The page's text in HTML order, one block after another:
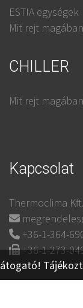
ESTIA egységek
Mit rejt
CHILLER
Mit rejt
Kapcsolat
Thermoclima Kft.
+36-1-364-
+36-1-273-